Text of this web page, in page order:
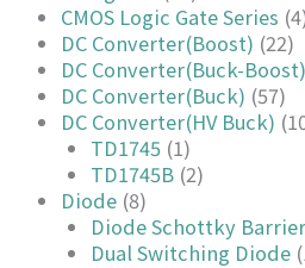
CMOS Logic Gate Series
DC Converter(Boost) (22)
DC Converter(Buck-Boost)
DC Converter(Buck) (57)
DC Converter(HV Buck)
TD1745 (1)
TD1745B (2)
Diode (8)
Diode Schottky Barrier
Dual Switching Diode